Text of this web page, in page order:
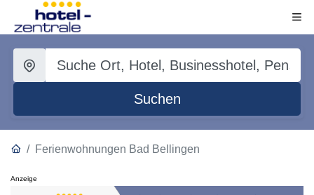
Suchen
Ferienwohnungen Bad Bellingen
Anzeige